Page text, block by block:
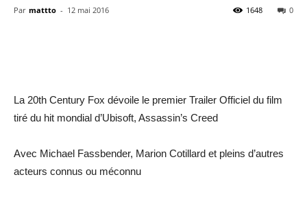
Par mattto - 12 mai 2016 0
1648
La 20th Century Fox dévoile le premier Trailer Officiel du film
tiré du hit mondial d’Ubisoft, Assassin’s Creed
Avec Michael Fassbender, Marion Cotillard et pleins d’autres
acteurs connus ou méconnu